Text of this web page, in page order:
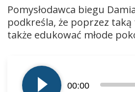
Pomysłodawca biegu
podkreśla, że poprzez
także edukować młode
plików
dźwiękowych
00:00